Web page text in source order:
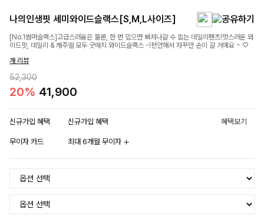
나의인생핏 세미와이드슬랙스[S,M,L사이즈]
[No.1썸머슬랙스]고급스러움은 물론, 한 번 입으면 빠져나갈 수 없는 데일리팬츠!멋스러운 와
이드핏, 데일리 & 캐주얼 모두 굿매치 와이드슬랙스 -!편안해서 자꾸만 손이 갈 거예요 ~ ♡
개 리뷰
52,300
20% 41,900
신규가입 혜택 신규가입 혜택 혜택보기
무이자 카드 최대 6개월 무이자